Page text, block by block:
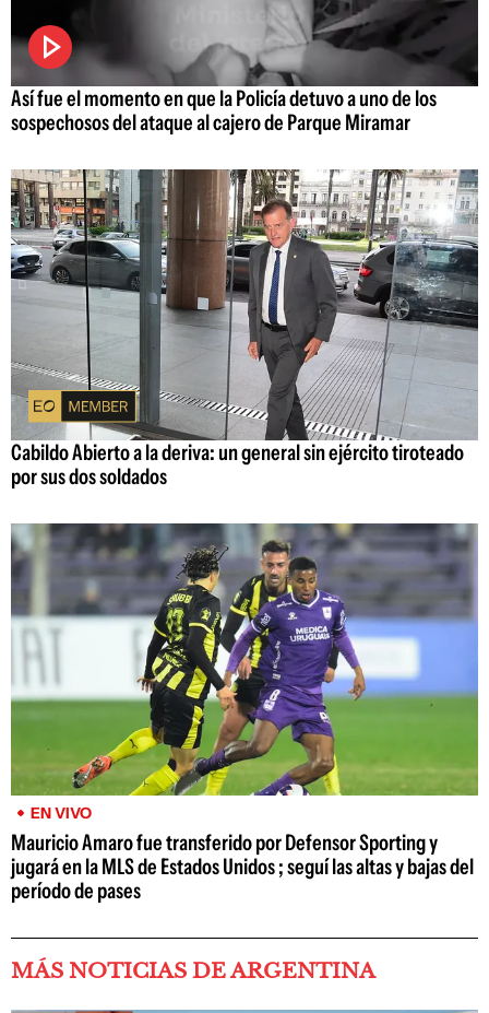
Así fue el momento en que la Policía detuvo a uno de los
sospechosos del ataque al cajero de Parque Miramar
Cabildo Abierto a la deriva: un general sin ejército tiroteado
por sus dos soldados
EN VIVO
Mauricio Amaro fue transferido por Defensor Sporting y
jugará en la MLS de Estados Unidos ; seguí las altas y bajas del
período de pases
MÁS NOTICIAS DE ARGENTINA